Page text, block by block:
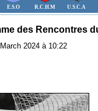
E.S.O R.C.H.M U.S.C.A
des Rencontres
2024 à 10:22